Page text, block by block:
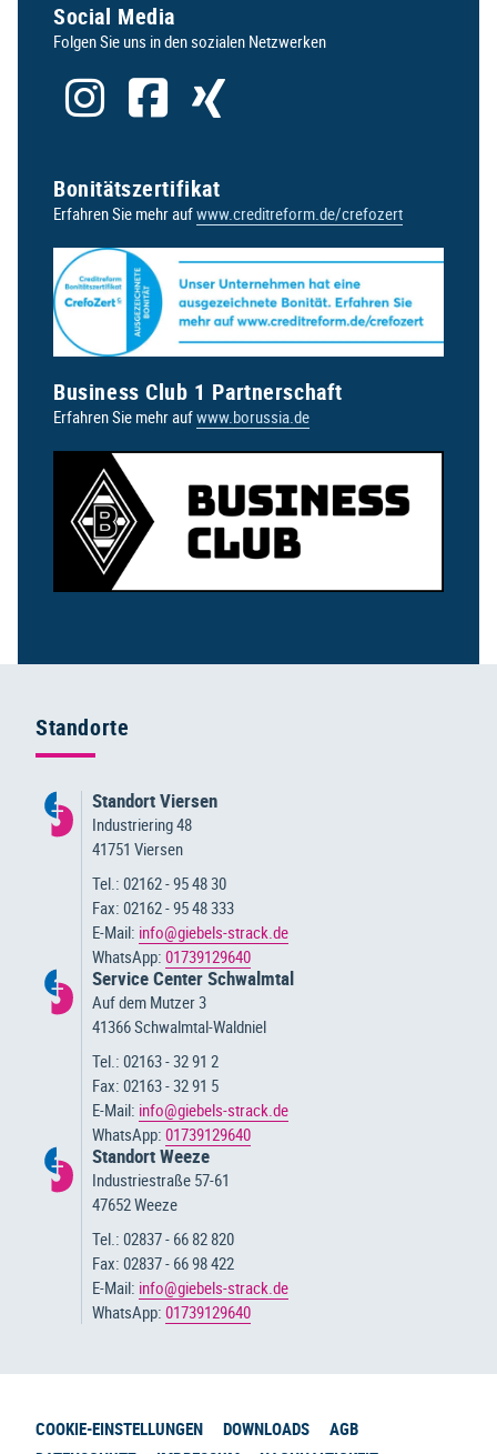
Social Media
Folgen Sie uns in den sozialen Netzwerken
Bonitätszertifikat
Erfahren Sie mehr aufwww.creditreform.de/crefozert
Business Club 1 Partnerschaft
Erfahren Sie mehr aufwww.borussia.de
Standorte
Standort Viersen
Industriering 48
41751 Viersen
Tel.: 02162 - 95 48 30
Fax: 02162 - 95 48 333
E-Mail: info@giebels-strack.de
WhatsApp: 01739129640
Service Center Schwalmtal
Auf dem Mutzer 3
41366 Schwalmtal-Waldniel
Tel.: 02163 - 32 91 2
Fax: 02163 - 32 91 5
E-Mail: info@giebels-strack.de
WhatsApp: 01739129640
Standort Weeze
Industriestraße 57-61
47652 Weeze
Tel.: 02837 - 66 82 820
Fax: 02837 - 66 98 422
E-Mail: info@giebels-strack.de
WhatsApp: 01739129640
COOKIE-EINSTELLUNGEN DOWNLOADS
AGB